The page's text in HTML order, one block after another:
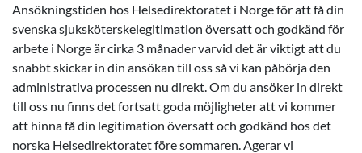
Ansökningstiden hos Helsedirektoratet i Norge för att få din
svenska sjuksköterskelegitimation översatt och godkänd för
arbete i Norge är cirka 3 månader varvid det är viktigt att du
snabbt skickar in din ansökan till oss så vi kan påbörja den
administrativa processen nu direkt. Om du ansöker in direkt
till oss nu finns det fortsatt goda möjligheter att vi kommer
att hinna få din legitimation översatt och godkänd hos det
norska Helsedirektoratet före sommaren. Agerar vi